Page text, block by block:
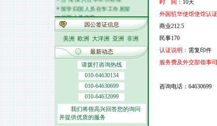
留学归国人员在华工作居留
外籍人员体检
外国人在华开车
签证邀请函电
外商投资企业
外国(地区)企业常驻代表机构
北京市居民出境证件
因公签证信息
美洲 欧洲 大洋洲 亚洲 非洲
最新动态
请拨打咨询热线
010-64630134
010-64630699
010-64632099
我们将很高兴回答您的询问
并提供优质的服务
时 间： 10天
外国驻华使馆使馆认
商业212.5
民事170
认证说明： 需复印件
服务费及外交部领事
咨询电话：64630699